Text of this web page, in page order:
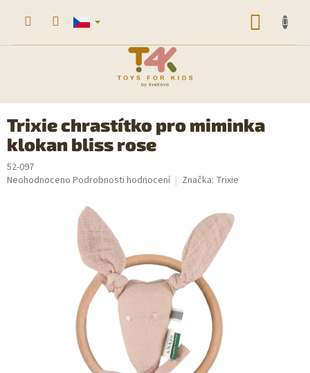
Trixie chrastítko pro miminka
klokan bliss rose
52-097
Průměrné
Neohodnoceno Podrobnosti hodnocení Značka: Trixie